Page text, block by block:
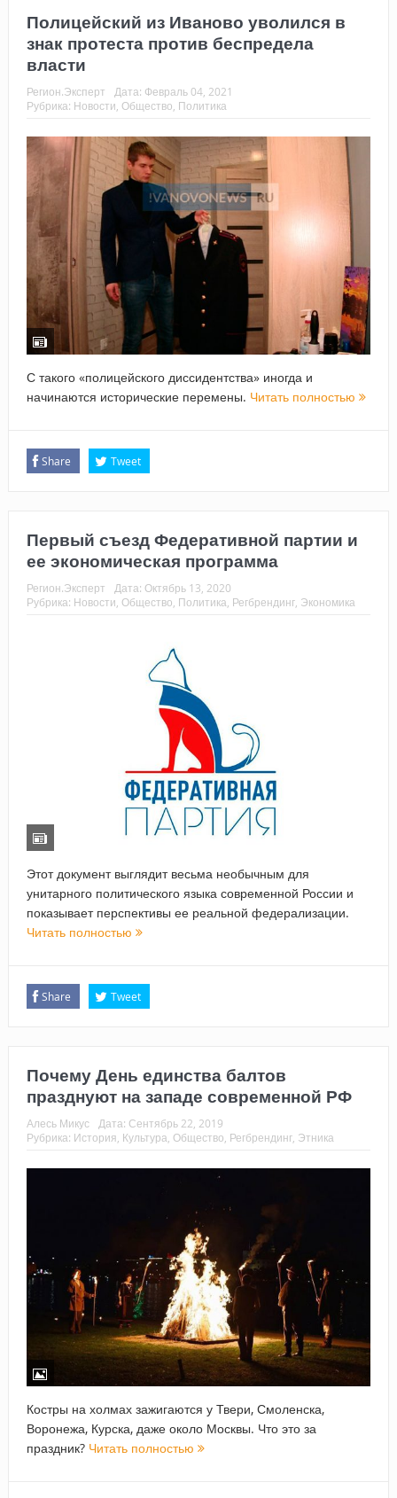
Полицейский из Иваново уволился в
знак протеста против беспредела
власти
Регион.Эксперт Дата: Февраль 04, 2021
Рубрика: Новости, Общество, Политика
С такого «полицейского диссидентства» иногда и
начинаются исторические перемены. Читать полностью
Share Tweet
Первый съезд Федеративной партии и
ее экономическая программа
Регион.Эксперт Дата: Октябрь 13, 2020
Рубрика: Новости, Общество, Политика, Регбрендинг, Экономика
Этот документ выглядит весьма необычным для
унитарного политического языка современной России и
показывает перспективы ее реальной федерализации.
Читать полностью
Share Tweet
Почему День единства балтов
празднуют на западе современной РФ
Алесь Микус Дата: Сентябрь 22, 2019
Рубрика: История, Культура, Общество, Регбрендинг, Этника
Костры на холмах зажигаются у Твери, Смоленска,
Воронежа, Курска, даже около Москвы. Что это за
праздник? Читать полностью